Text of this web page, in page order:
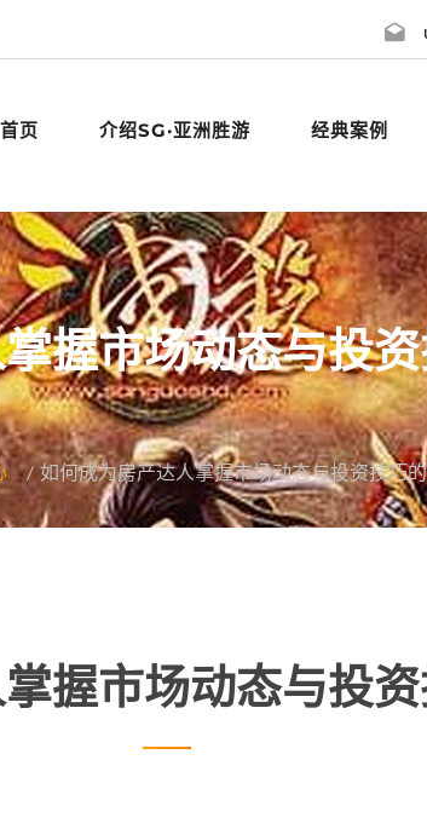
首页 介绍SG·亚洲胜游 经典案例
握市场动态与投
如何成为房产达人掌握市场动态与投资技巧
握市场动态与投